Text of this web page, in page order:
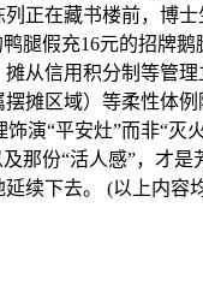
正在藏书楼前，博
腿假充16元的招牌
从信用积分制等管
摊区域）等柔性体
演“平安灶”而非“灭
那份“活人感”，才
续下去。 (以上内容